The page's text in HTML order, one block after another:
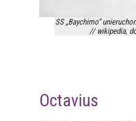
SS „Baychimo”
// wikipedia,
Octavius